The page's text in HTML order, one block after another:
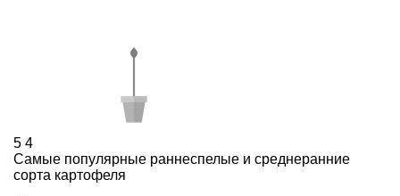
5 4
Cамые популярные раннеспелые и среднеранние
сорта картофеля